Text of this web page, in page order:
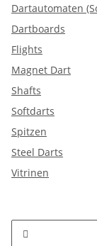
Dartautomaten
Dartboards
Flights
Magnet Dart
Shafts
Softdarts
Spitzen
Steel Darts
Vitrinen